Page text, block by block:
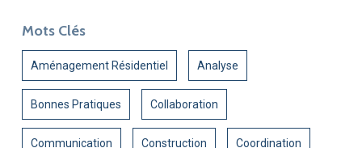
Mots Clés
Aménagement Résidentiel Analyse
Bonnes Pratiques Collaboration
Communication Construction Coordination